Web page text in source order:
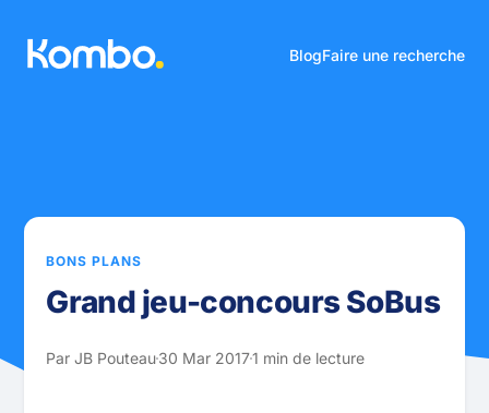
BlogFaire une recherche
BONS PLANS
Grand jeu-concours SoBus
Par JB Pouteau30 Mar 20171 min de lecture